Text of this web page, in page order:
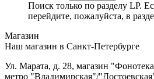
Поиск только по разделу LP.
перейдите, пожалуйста, в
Магазин
Наш магазин в Санкт-Петербурге
Ул. Марата, д. 28, магазин
метро "Владимирская"/